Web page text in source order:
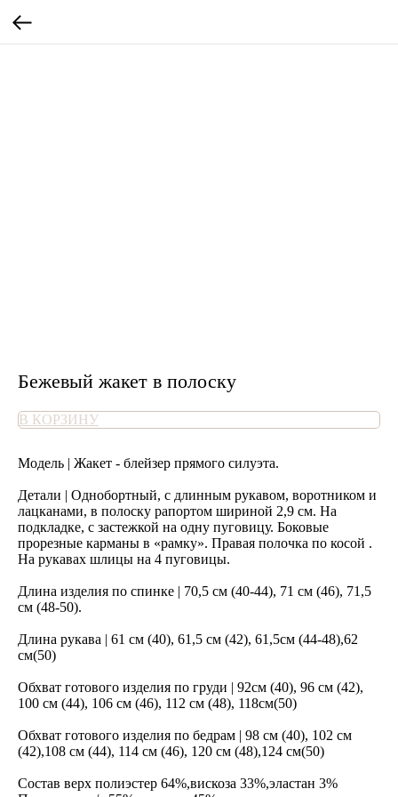
Бежевый жакет в полоску
В КОРЗИНУ
Модель | Жакет - блейзер прямого силуэта.
Детали | Однобортный, с длинным рукавом, воротником и
лацканами, в полоску рапортом шириной 2,9 см. На
подкладке, с застежкой на одну пуговицу. Боковые
прорезные карманы в «рамку». Правая полочка по косой .
На рукавах шлицы на 4 пуговицы.
Длина изделия по спинке | 70,5 см (40-44), 71 см (46), 71,5
см (48-50).
Длина рукава | 61 см (40), 61,5 см (42), 61,5см (44-48),62
см(50)
Обхват готового изделия по груди | 92см (40), 96 см (42),
100 см (44), 106 см (46), 112 см (48), 118см(50)
Обхват готового изделия по бедрам | 98 см (40), 102 см
(42),108 см (44), 114 см (46), 120 см (48),124 см(50)
Состав верх полиэстер 64%,вискоза 33%,эластан 3%